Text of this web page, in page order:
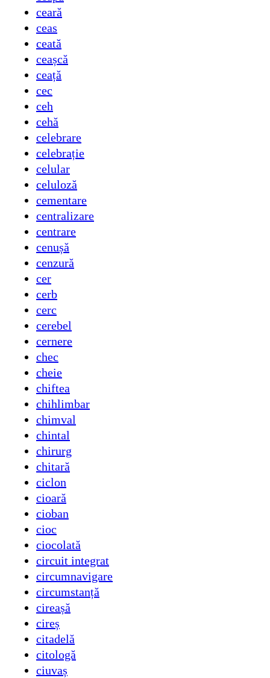
ceară
ceas
ceată
ceașcă
ceață
cec
ceh
cehă
celebrare
celebrație
celular
celuloză
cementare
centralizare
centrare
cenușă
cenzură
cer
cerb
cerc
cerebel
cernere
chec
cheie
chiftea
chihlimbar
chimval
chintal
chirurg
chitară
ciclon
cioară
cioban
cioc
ciocolată
circuit integrat
circumnavigare
circumstanță
cireașă
cireș
citadelă
citologă
ciuvaș